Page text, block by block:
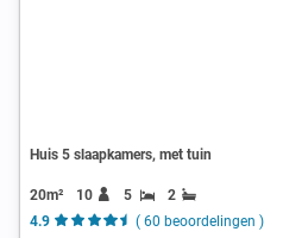
Huis 5 slaapkamers, met tuin
20m² 10 5
2
4.9
( 60 beoordelingen )